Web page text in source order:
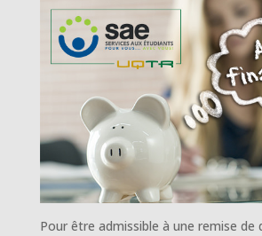
Pour être admissible à une remise de